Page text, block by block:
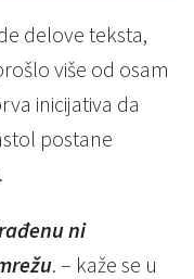
delove teksta,
više od osam
inicijativa da
postane
ni
. – kaže se u